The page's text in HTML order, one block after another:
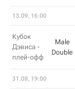
13.09, 16:00
Кубок
Дэвиса -
плей-офф
Male
Double
31.08, 19:00